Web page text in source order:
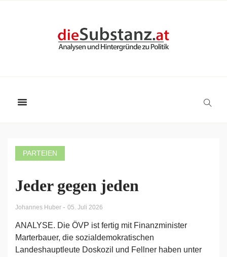
PARTEIEN
Jeder gegen jeden
Johannes Huber - 05. Juli 2026
ANALYSE. Die ÖVP ist fertig mit Finanzminister
Marterbauer, die sozialdemokratischen
Landeshauptleute Doskozil und Fellner haben unter